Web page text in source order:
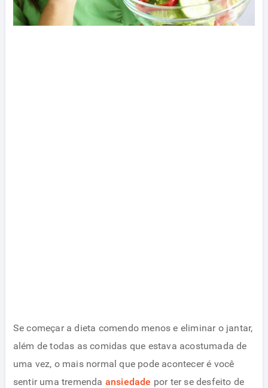
Se começar a dieta comendo menos e eliminar o jantar,
além de todas as comidas que estava acostumada de
uma vez, o mais normal que pode acontecer é você
sentir uma tremenda ansiedade por ter se desfeito de